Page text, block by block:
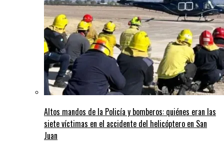
Altos mandos de la Policía y bomberos: quiénes eran las
siete víctimas en el accidente del helicóptero en San
Juan